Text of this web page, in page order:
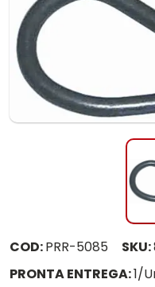
COD:PRR-5085 SKU:
PRONTA ENTREGA:1/